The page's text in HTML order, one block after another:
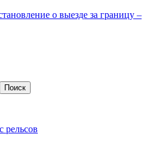
о выезде за границу –
рельсов